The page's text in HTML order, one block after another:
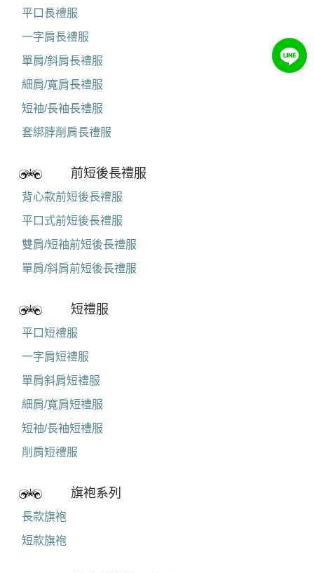
平口長禮服
一字肩長禮服
單肩/斜肩長禮服
細肩/寬肩長禮服
短袖/長袖長禮服
套綁脖削肩長禮服
前短後長禮服
背心款前短後長禮服
平口式前短後長禮服
雙肩/短袖前短後長禮服
單肩/斜肩前短後長禮服
短禮服
平口短禮服
一字肩短禮服
單肩斜肩短禮服
細肩/寬肩短禮服
短袖/長袖短禮服
削肩短禮服
旗袍系列
長款旗袍
短款旗袍